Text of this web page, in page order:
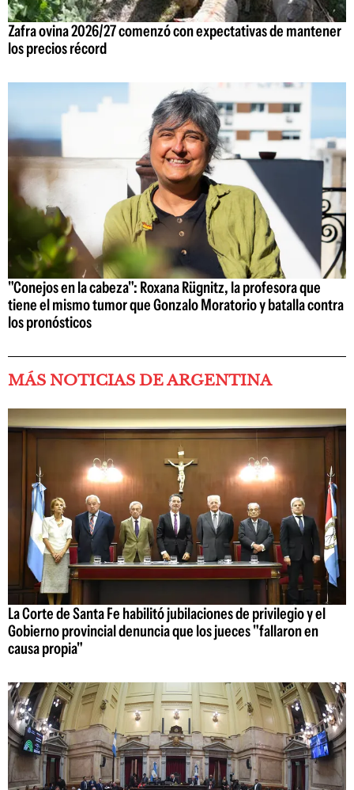
Zafra ovina 2026/27 comenzó con expectativas de mantener
los precios récord
"Conejos en la cabeza": Roxana Rügnitz, la profesora que
tiene el mismo tumor que Gonzalo Moratorio y batalla contra
los pronósticos
MÁS NOTICIAS DE ARGENTINA
La Corte de Santa Fe habilitó jubilaciones de privilegio y el
Gobierno provincial denuncia que los jueces "fallaron en
causa propia"